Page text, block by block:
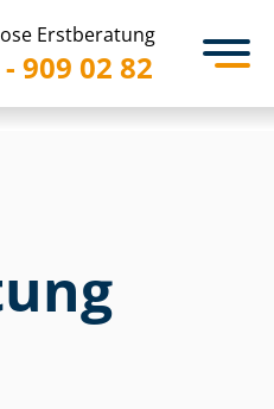
Erstberatung
909 02 82